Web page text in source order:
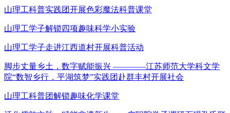
山理工科普实践团开展色彩魔法科普课堂
山理工学子解锁四项趣味科学小实验
山理工学子走进江西道村开展科普活动
脚步丈量乡土，数字赋能振兴 ————江苏师范大学科文学
院“数智乡行，平湖筑梦”实践团赴群丰村开展社会
山理工科普团解锁趣味化学课堂